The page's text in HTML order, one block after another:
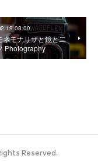
08:00
ネモナリザと鏡と二
Photography
Reserved.